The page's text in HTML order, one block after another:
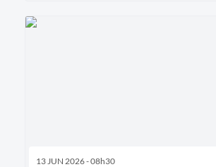
13 JUN 2026 - 08h30